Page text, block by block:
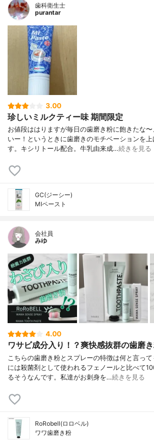
歯科衛生士
purantar
3.00
珍しいミルクティー味 期間限定
お値段ははりますが毎日の歯磨き粉に飽きたな
いー！というときに歯磨きのモチベーションを
す。キシリトール配合。牛乳由来成…続きを見る
GC(ジーシー)
MIペースト
会社員
みゆ
4.00
ワサビ成分入り！？爽快感抜群の歯磨き
こちらの歯磨き粉とスプレーの特徴は何と言っ
には殺菌剤として使われるフェノールと比べて
るそうなんです。私達がお刺身を…続きを見る
RoRobell(ロロベル)
ワワ歯磨き粉